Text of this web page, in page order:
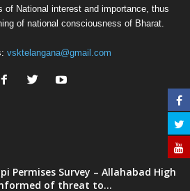
of National interest and importance, thus
of national consciousness of Bharat.
vsktelangana@gmail.com
Permises Survey – Allahabad High
of threat to...